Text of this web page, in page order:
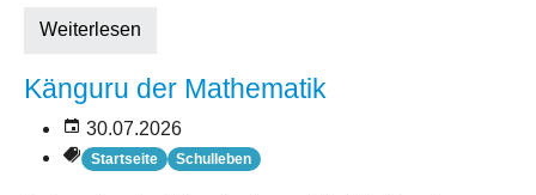
Weiterlesen
Känguru der Mathematik
30.07.2026
Startseite Schulleben